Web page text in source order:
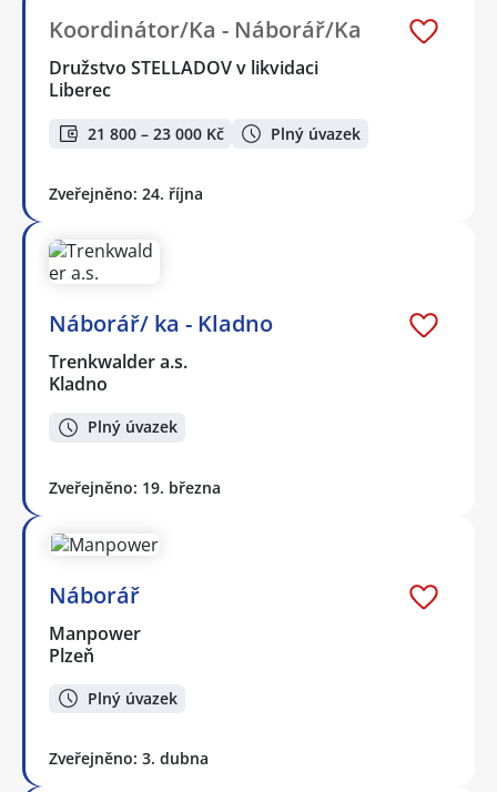
Koordinátor/Ka - Náborář/Ka
Družstvo STELLADOV v likvidaci
Liberec
21 800 – 23 000 Kč Plný úvazek
Zveřejněno: 24. října
Náborář/ ka - Kladno
Trenkwalder a.s.
Kladno
Plný úvazek
Zveřejněno: 19. března
Náborář
Manpower
Plzeň
Plný úvazek
Zveřejněno: 3. dubna